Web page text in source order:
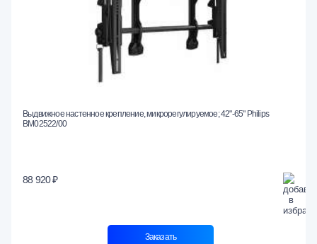
Выдвижное настенное крепление, микрорегулируемое; 42"-65" Philips
BM02522/00
88 920 ₽
Заказать